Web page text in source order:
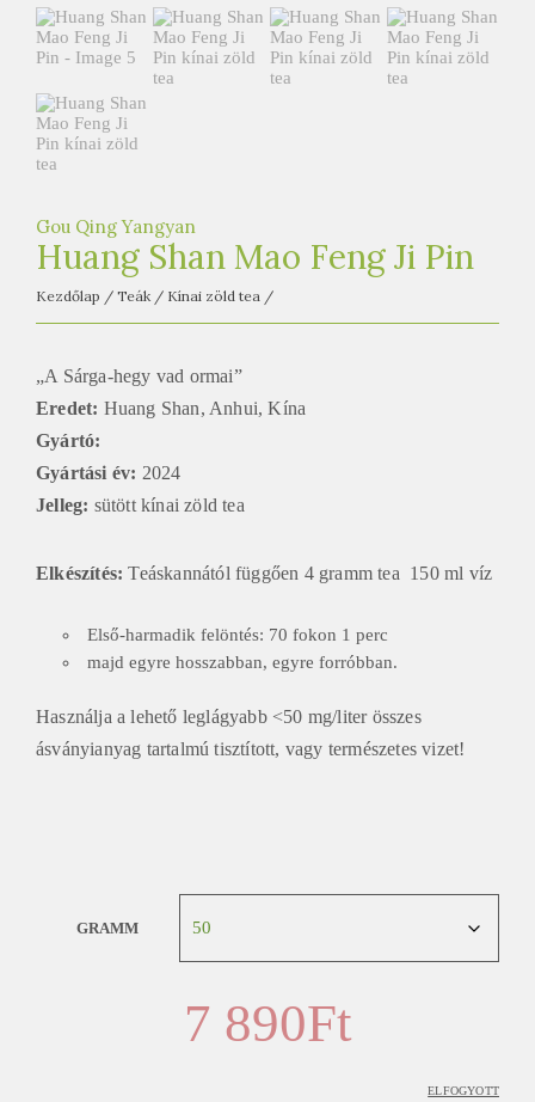
t
e
a
h
á
Gou Qing Yangyan
Huang Shan Mao Feng Ji Pin
Kezdőlap / Teák / Kínai zöld tea /
„A Sárga-hegy vad ormai”
Eredet: Huang Shan, Anhui, Kína
Gyártó:
Gyártási év: 2024
Jelleg: sütött kínai zöld tea
Elkészítés:Teáskannától függően 4 gramm tea 150 ml víz
Első-harmadik felöntés: 70 fokon 1 perc
majd egyre hosszabban, egyre forróbban.
Használja a lehető leglágyabb <50 mg/liter összes
ásványianyag tartalmú tisztított, vagy természetes vizet!
GRAMM
7 890Ft
ELFOGYOTT